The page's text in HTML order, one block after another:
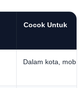
Cocok Untuk
Dalam kota,